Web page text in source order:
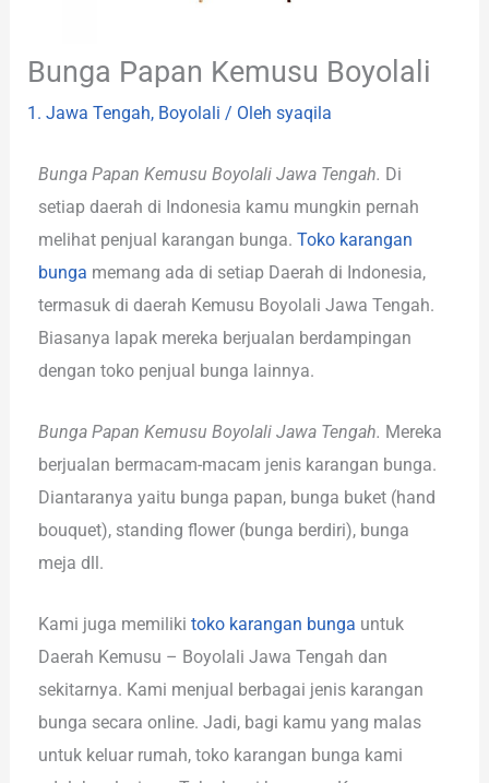
Bunga Papan Kemusu Boyolali
1. Jawa Tengah, Boyolali / Olehsyaqila
Bunga Papan Kemusu Boyolali Jawa Tengah. Di
setiap daerah di Indonesia kamu mungkin pernah
melihat penjual karangan bunga. Toko karangan
bunga memang ada di setiap Daerah di Indonesia,
termasuk di daerah Kemusu Boyolali Jawa Tengah.
Biasanya lapak mereka berjualan berdampingan
dengan toko penjual bunga lainnya.
Bunga Papan Kemusu Boyolali Jawa Tengah. Mereka
berjualan bermacam-macam jenis karangan bunga.
Diantaranya yaitu bunga papan, bunga buket (hand
bouquet), standing flower (bunga berdiri), bunga
meja dll.
Kami juga memiliki toko karangan bunga untuk
Daerah Kemusu – Boyolali Jawa Tengah dan
sekitarnya. Kami menjual berbagai jenis karangan
bunga secara online. Jadi, bagi kamu yang malas
untuk keluar rumah, toko karangan bunga kami